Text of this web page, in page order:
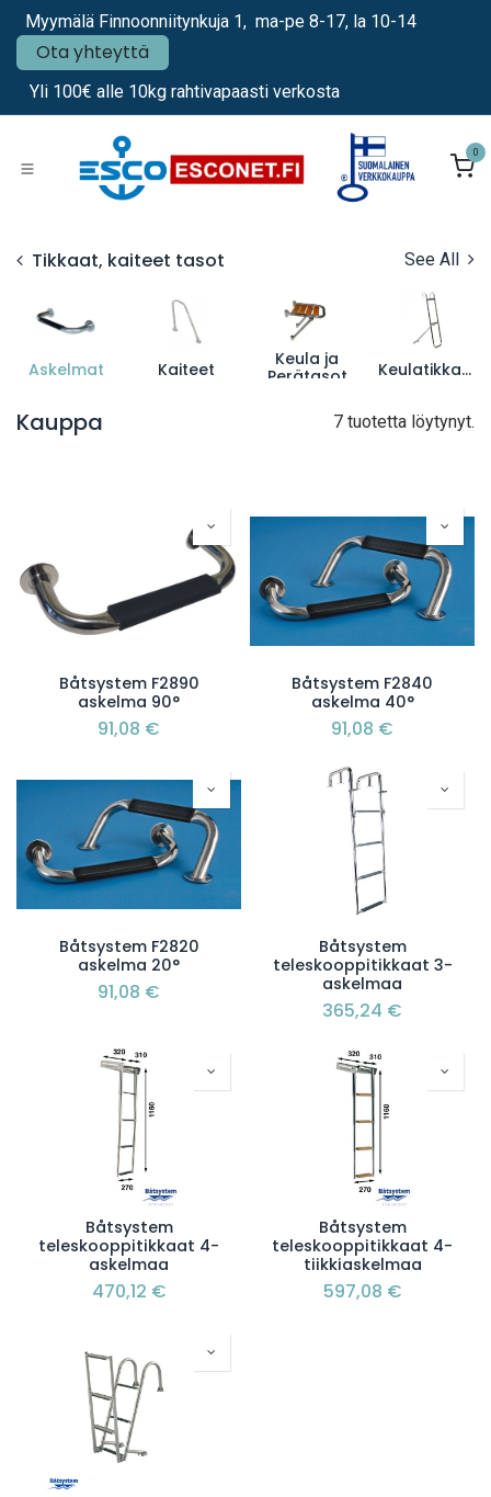
Siirry sisältöön
Myymälä Finnoonniitynkuja 1, ma-pe 8-17, la 10-14
Ota yhteyttä
Yli 100€ alle 10kg rahtivapaasti verkosta
0
Tikkaat, kaiteet tasot See All
Askelmat Kaiteet
Keula ja
Perätasot
Keulatikkaat
Kauppa 7 tuotetta löytynyt.
Båtsystem F2890
askelma 90°
91,08 €
Båtsystem F2840
askelma 40°
91,08 €
Båtsystem F2820
askelma 20°
91,08 €
Båtsystem
teleskooppitikkaat 3-
askelmaa
365,24 €
Båtsystem
teleskooppitikkaat 4-
askelmaa
470,12 €
Båtsystem
teleskooppitikkaat 4-
tiikkiaskelmaa
597,08 €